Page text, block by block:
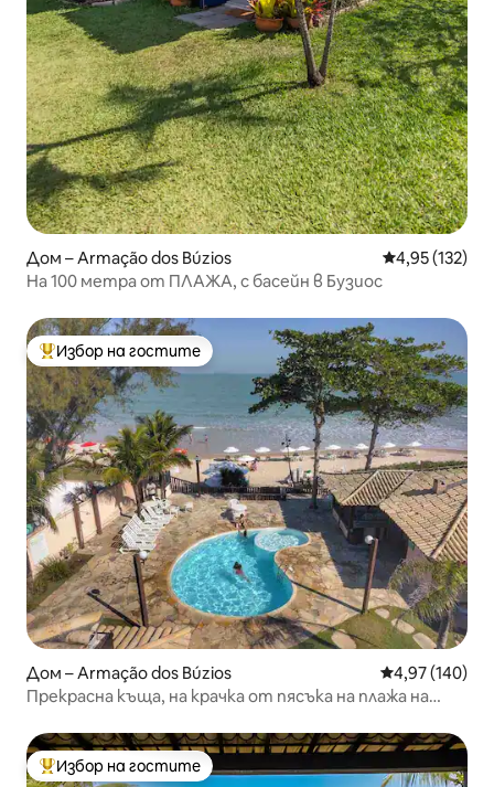
Дом – Armação dos Búzios Средна
4,95 (132)
На 100 метра от ПЛАЖА, с басейн в Бузиос
Най-популярен избор на гостите
Избор на гостите
Дом – Armação dos Búzios Средна
4,97 (140)
Прекрасна къща, на крачка от пясъка на плажа на
Най-популярен избор на гостите
Избор на гостите